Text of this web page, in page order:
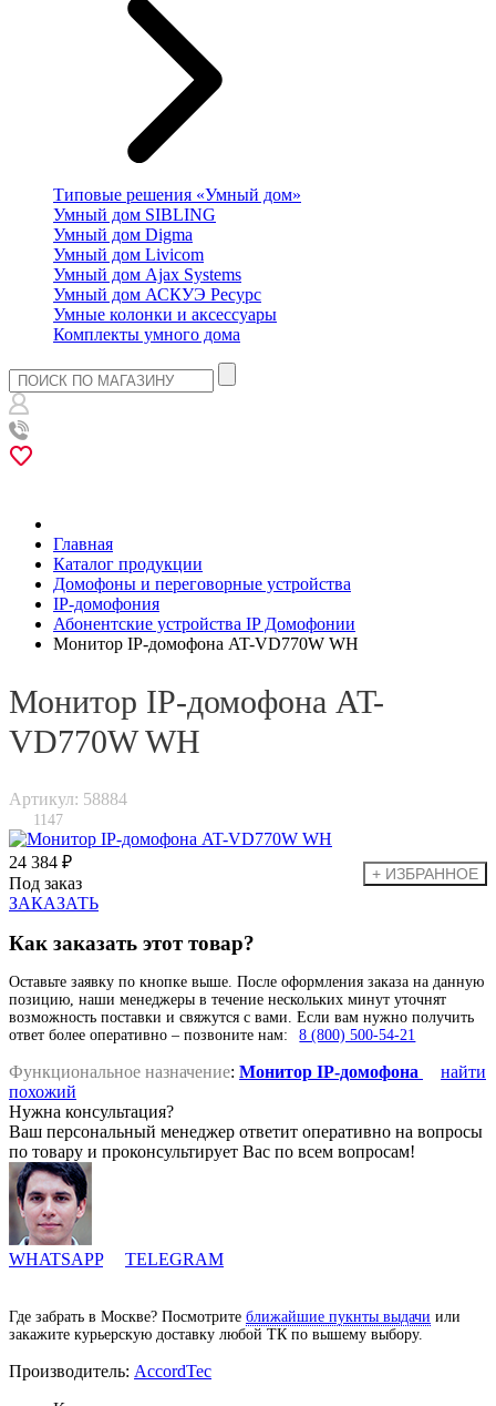
Типовые решения «Умный дом»
Умный дом SIBLING
Умный дом Digma
Умный дом Livicom
Умный дом Ajax Systems
Умный дом АСКУЭ Ресурс
Умные колонки и аксессуары
Комплекты умного дома
Главная
Каталог продукции
Домофоны и переговорные устройства
IP-домофония
Абонентские устройства IP Домофонии
Монитор IP-домофона AT-VD770W WH
Монитор IP-домофона AT-
VD770W WH
Артикул: 58884
1147
24 384 ₽
Под заказ
ЗАКАЗАТЬ
Как заказать этот товар?
Оставьте заявку по кнопке выше. После оформления заказа на данную
позицию, наши менеджеры в течение нескольких минут уточнят
возможность поставки и свяжутся с вами. Если вам нужно получить
ответ более оперативно – позвоните нам:
8 (800) 500-54-21
Функциональное назначение: Монитор IP-домофона
найти
похожий
Нужна консультация?
Ваш персональный менеджер ответит оперативно на вопросы
по товару и проконсультирует Вас по всем вопросам!
WHATSAPP TELEGRAM
Где забрать в Москве? Посмотрите ближайшие пукнты выдачи или
закажите курьерскую доставку любой ТК по вышему выбору.
Производитель: AccordTec